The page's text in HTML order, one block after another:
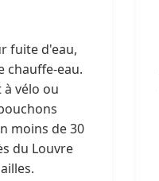
fuite d'eau,
chauffe-eau.
vélo ou
moins de 30
du Louvre